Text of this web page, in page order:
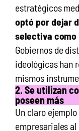
estratégicos
optó por dejar
selectiva
Gobiernos de
ideológicas han
mismos
2. Se utilizan
poseen más
Un claro
empresariales